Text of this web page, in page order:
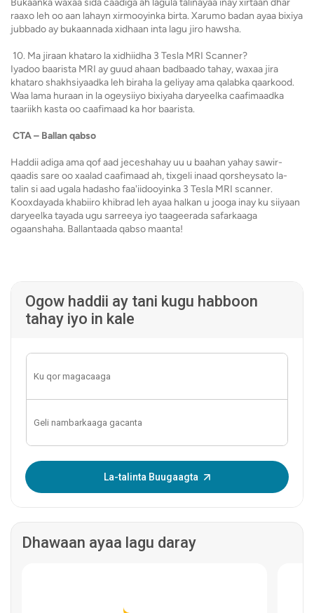
Bukaanka waxaa sida caadiga ah lagula talinayaa inay xirtaan dhar
raaxo leh oo aan lahayn xirmooyinka birta. Xarumo badan ayaa bixiya
jubbado ay bukaannada xidhaan inta lagu jiro hawsha.
10. Ma jiraan khataro la xidhiidha 3 Tesla MRI Scanner?
Iyadoo baarista MRI ay guud ahaan badbaado tahay, waxaa jira
khataro shakhsiyaadka leh biraha la geliyay ama qalabka qaarkood.
Waa lama huraan in la ogeysiiyo bixiyaha daryeelka caafimaadka
taariikh kasta oo caafimaad ka hor baarista.
CTA – Ballan qabso
Haddii adiga ama qof aad jeceshahay uu u baahan yahay sawir-
qaadis sare oo xaalad caafimaad ah, tixgeli inaad qorsheysato la-
talin si aad ugala hadasho faa'iidooyinka 3 Tesla MRI scanner.
Kooxdayada khabiiro khibrad leh ayaa halkan u jooga inay ku siiyaan
daryeelka tayada ugu sarreeya iyo taageerada safarkaaga
ogaanshaha. Ballantaada qabso maanta!
Ogow haddii ay tani kugu habboon
tahay iyo in kale
La-talinta Buugaagta
Dhawaan ayaa lagu daray